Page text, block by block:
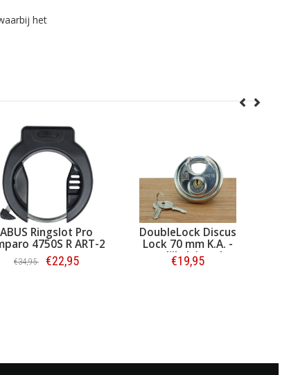
het
ABUS Ringslot Pro
4750S R ART-2
€34,95 €22,95
DoubleLock Discus
Lock 70 mm K.A. -
gelijksluitend
€19,95